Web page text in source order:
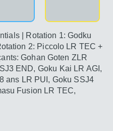
| Rotation 1: Godku
2: Piccolo LR TEC +
Gohan Goten ZLR
END, Goku Kai LR AGI,
ans LR PUI, Goku SSJ4
Fusion LR TEC,